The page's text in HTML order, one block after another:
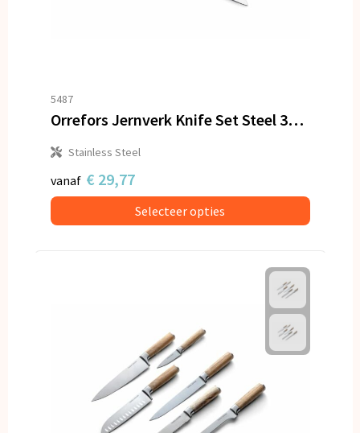
5487
Orrefors Jernverk Knife Set Steel 3pack
Stainless Steel
vanaf € 29,77
Selecteer opties